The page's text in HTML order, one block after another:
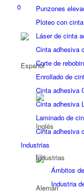
0
Punzones
Ploteo con
Láser de cinta
Cinta adhesiva
Corte de
Enrollado de
Cinta adhesiva
Cinta adhesiva
Laminado de
Cinta adhesiva
Industrias
Industrias
Ámbitos
Industria